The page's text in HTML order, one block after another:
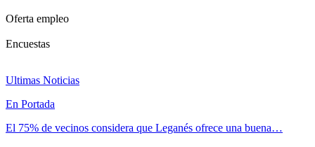
Oferta empleo
Encuestas
Ultimas Noticias
En Portada
El 75% de vecinos considera que Leganés ofrece una buena…